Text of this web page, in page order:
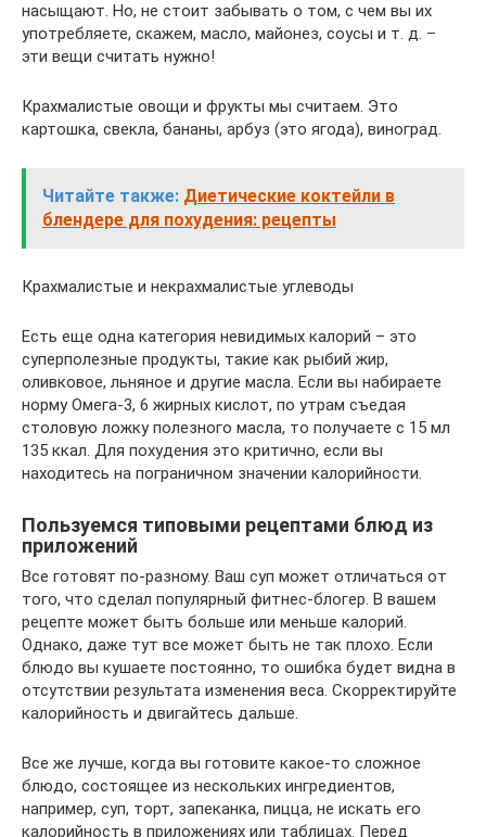
насыщают. Но, не стоит забывать о том, с чем вы их
употребляете, скажем, масло, майонез, соусы и т. д. –
эти вещи считать нужно!
Крахмалистые овощи и фрукты мы считаем. Это
картошка, свекла, бананы, арбуз (это ягода), виноград.
Читайте также: Диетические коктейли в
блендере для похудения: рецепты
Крахмалистые и некрахмалистые углеводы
Есть еще одна категория невидимых калорий – это
суперполезные продукты, такие как рыбий жир,
оливковое, льняное и другие масла. Если вы набираете
норму Омега-3, 6 жирных кислот, по утрам съедая
столовую ложку полезного масла, то получаете с 15 мл
135 ккал. Для похудения это критично, если вы
находитесь на пограничном значении калорийности.
Пользуемся типовыми рецептами блюд из
приложений
Все готовят по-разному. Ваш суп может отличаться от
того, что сделал популярный фитнес-блогер. В вашем
рецепте может быть больше или меньше калорий.
Однако, даже тут все может быть не так плохо. Если
блюдо вы кушаете постоянно, то ошибка будет видна в
отсутствии результата изменения веса. Скорректируйте
калорийность и двигайтесь дальше.
Все же лучше, когда вы готовите какое-то сложное
блюдо, состоящее из нескольких ингредиентов,
например, суп, торт, запеканка, пицца, не искать его
калорийность в приложениях или таблицах. Перед